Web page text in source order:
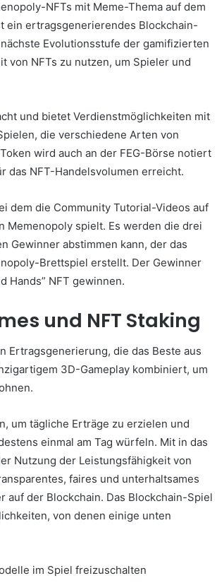
NFTs mit Meme-Thema auf dem
ein ertragsgenerierendes Blockchain-
Evolutionsstufe der gamifizierten
von NFTs zu nutzen, um Spieler und
und bietet Verdienstmöglichkeiten mit
die verschiedene Arten von
wird auch an der FEG-Börse notiert
das NFT-Handelsvolumen erreicht.
dem die Community Tutorial-Videos auf
Memenopoly spielt. Es werden die drei
Gewinner abstimmen kann, der das
Brettspiel erstellt. Der Gewinner
Hands” NFT gewinnen.
und NFT Staking
Ertragsgenerierung, die das Beste aus
3D-Gameplay kombiniert, um
um tägliche Erträge zu erzielen und
einmal am Tag würfeln. Mit in das
Nutzung der Leistungsfähigkeit von
faires und unterhaltsames
auf der Blockchain. Das Blockchain-Spiel
von denen einige unten
im Spiel freizuschalten